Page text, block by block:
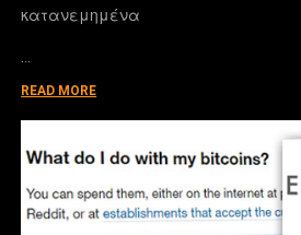
κατανεμημένα
READ MORE